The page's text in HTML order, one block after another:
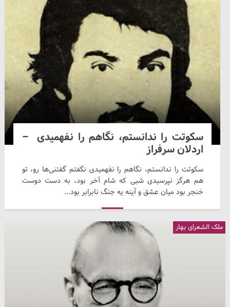
سکوتت را ندانستم، نگاهم را نفهمیدی –
اردلان سرفراز
سکوتت را ندانستم، نگاهم را نفهمیدی نگفتم گفتنی‌ها رو، تو
هم هرگز نپرسیدی شبی که شام آخر بود، به دست دوست
خنجر بود میان عشق و آینه یه جنگ نابرابر بود...
ملک الشعرای بهار